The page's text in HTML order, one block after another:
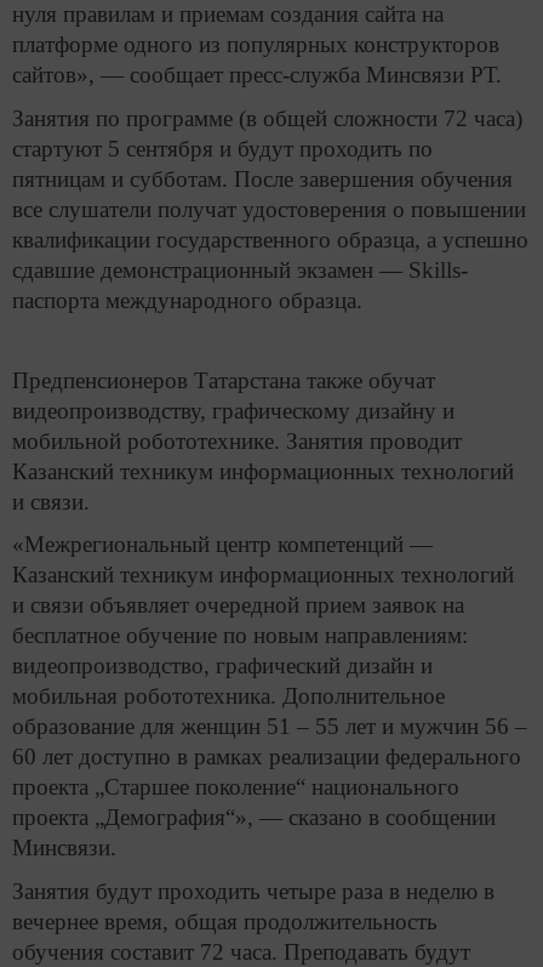
нуля правилам и приемам создания сайта на
платформе одного из популярных конструкторов
сайтов», — сообщает пресс-служба Минсвязи РТ.
Занятия по программе (в общей сложности 72 часа)
стартуют 5 сентября и будут проходить по
пятницам и субботам. После завершения обучения
все слушатели получат удостоверения о повышении
квалификации государственного образца, а успешно
сдавшие демонстрационный экзамен — Skills-
паспорта международного образца.
Предпенсионеров Татарстана также обучат
видеопроизводству, графическому дизайну и
мобильной робототехнике. Занятия проводит
Казанский техникум информационных технологий
и связи.
«Межрегиональный центр компетенций —
Казанский техникум информационных технологий
и связи объявляет очередной прием заявок на
бесплатное обучение по новым направлениям:
видеопроизводство, графический дизайн и
мобильная робототехника. Дополнительное
образование для женщин 51 – 55 лет и мужчин 56 –
60 лет доступно в рамках реализации федерального
проекта „Старшее поколение“ национального
проекта „Демография“», — сказано в сообщении
Минсвязи.
Занятия будут проходить четыре раза в неделю в
вечернее время, общая продолжительность
обучения составит 72 часа. Преподавать будут